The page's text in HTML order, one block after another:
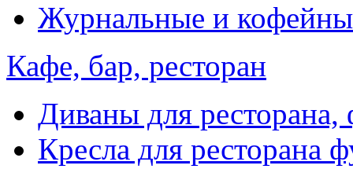
Журнальные и
Кафе, бар, ресторан
Диваны для ресторана,
Кресла для ресторана